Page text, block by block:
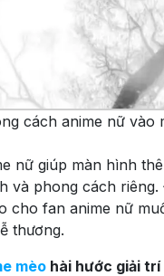
cách anime nữ vào
nữ giúp màn hình
và phong cách
cho fan anime nữ
thương.
mèo hài hước giải trí